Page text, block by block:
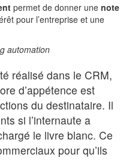
permet de donner une note
pour l’entreprise et une
automation
réalisé dans le CRM,
d’appétence est
du destinataire. Il
si l’internaute a
le livre blanc. Ce
pour qu’ils